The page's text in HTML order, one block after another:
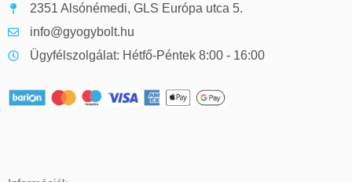
2351 Alsónémedi, GLS Európa utca 5.
info@gyogybolt.hu
Ügyfélszolgálat: Hétfő-Péntek 8:00 - 16:00